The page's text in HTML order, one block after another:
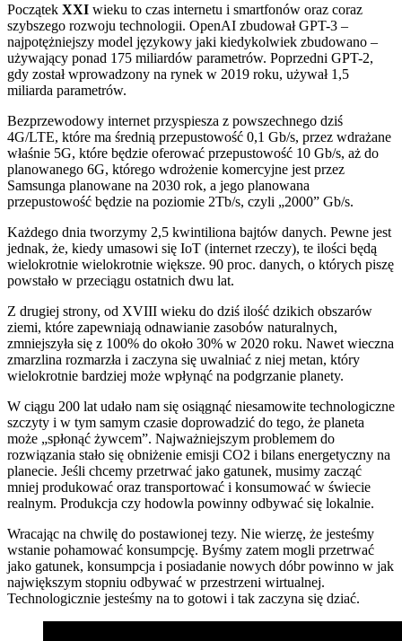
Początek XXI wieku to czas internetu i smartfonów oraz coraz
szybszego rozwoju technologii. OpenAI zbudował GPT-3 –
najpotężniejszy model językowy jaki kiedykolwiek zbudowano –
używający ponad 175 miliardów parametrów. Poprzedni GPT-2,
gdy został wprowadzony na rynek w 2019 roku, używał 1,5
miliarda parametrów.
Bezprzewodowy internet przyspiesza z powszechnego dziś
4G/LTE, które ma średnią przepustowość 0,1 Gb/s, przez wdrażane
właśnie 5G, które będzie oferować przepustowość 10 Gb/s, aż do
planowanego 6G, którego wdrożenie komercyjne jest przez
Samsunga planowane na 2030 rok, a jego planowana
przepustowość będzie na poziomie 2Tb/s, czyli „2000” Gb/s.
Każdego dnia tworzymy 2,5 kwintiliona bajtów danych. Pewne jest
jednak, że, kiedy umasowi się IoT (internet rzeczy), te ilości będą
wielokrotnie wielokrotnie większe. 90 proc. danych, o których piszę
powstało w przeciągu ostatnich dwu lat.
Z drugiej strony, od XVIII wieku do dziś ilość dzikich obszarów
ziemi, które zapewniają odnawianie zasobów naturalnych,
zmniejszyła się z 100% do około 30% w 2020 roku. Nawet wieczna
zmarzlina rozmarzła i zaczyna się uwalniać z niej metan, który
wielokrotnie bardziej może wpłynąć na podgrzanie planety.
W ciągu 200 lat udało nam się osiągnąć niesamowite technologiczne
szczyty i w tym samym czasie doprowadzić do tego, że planeta
może „spłonąć żywcem”. Najważniejszym problemem do
rozwiązania stało się obniżenie emisji CO2 i bilans energetyczny na
planecie. Jeśli chcemy przetrwać jako gatunek, musimy zacząć
mniej produkować oraz transportować i konsumować w świecie
realnym. Produkcja czy hodowla powinny odbywać się lokalnie.
Wracając na chwilę do postawionej tezy. Nie wierzę, że jesteśmy
wstanie pohamować konsumpcję. Byśmy zatem mogli przetrwać
jako gatunek, konsumpcja i posiadanie nowych dóbr powinno w jak
największym stopniu odbywać w przestrzeni wirtualnej.
Technologicznie jesteśmy na to gotowi i tak zaczyna się dziać.